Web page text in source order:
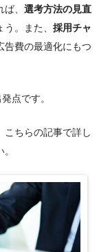
、 選考方法の見直
。また、 採用チャ
告費の最適化にもつ
点です。
こちらの記事で詳し